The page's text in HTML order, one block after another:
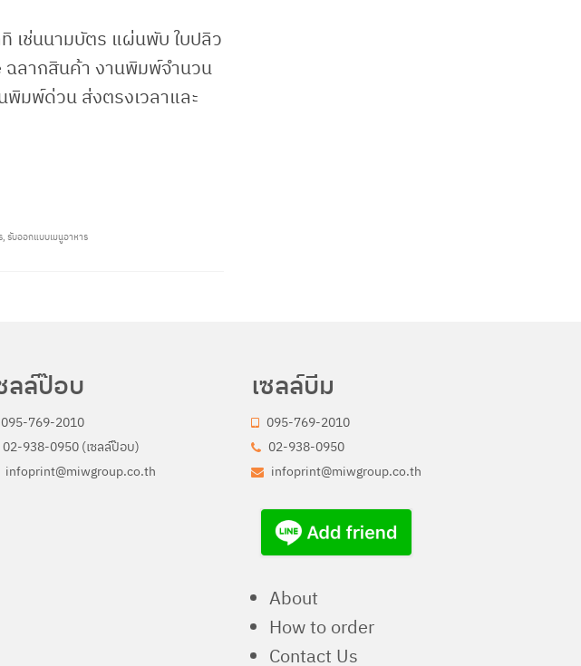
เช่นนามบัตร แผ่นพับ ใบปลิว
ฉลากสินค้า งานพิมพ์จำนวน
มพ์ด่วน ส่งตรงเวลาและ
รับออกแบบเมนูอาหาร
ลล์ป๊อบ
095-769-2010
02-938-0950 (เซลล์ป๊อบ)
infoprint@miwgroup.co.th
เซลล์บีม
095-769-2010
02-938-0950
infoprint@miwgroup.co.th
About
How to order
Contact Us